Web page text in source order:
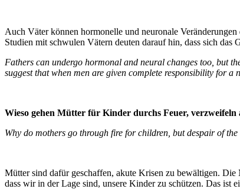
Auch Väter können hormonelle und neuronale
Studien mit schwulen Vätern deuten darauf hin, dass sich
Fathers can undergo hormonal and neural changes too, but
suggest that when men are given complete responsibility for a
Wieso gehen Mütter für Kinder durchs Feuer,
Why do mothers go through fire for children, but despair of
Mütter sind dafür geschaffen, akute Krisen zu bewältigen.
dass wir in der Lage sind, unsere Kinder zu schützen. Das